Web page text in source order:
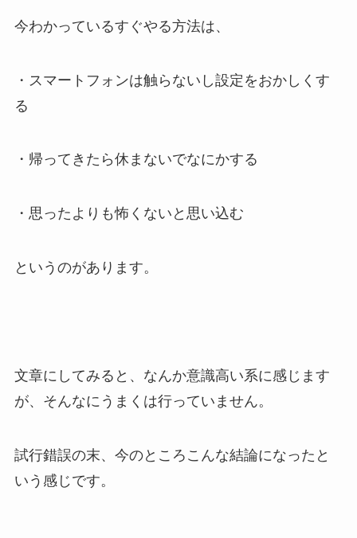
今わかっているすぐやる方法は、
・スマートフォンは触らないし設定をおかしくす
る
・帰ってきたら休まないでなにかする
・思ったよりも怖くないと思い込む
というのがあります。
文章にしてみると、なんか意識高い系に感じます
が、そんなにうまくは行っていません。
試行錯誤の末、今のところこんな結論になったと
いう感じです。